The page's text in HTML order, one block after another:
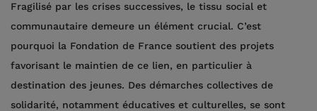
Fragilisé par les crises successives, le tissu social et
communautaire demeure un élément crucial. C’est
pourquoi la Fondation de France soutient des projets
favorisant le maintien de ce lien, en particulier à
destination des jeunes. Des démarches collectives de
solidarité, notamment éducatives et culturelles, se sont